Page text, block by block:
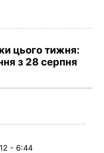
цього тижня:
з 28 серпня
- 6:44